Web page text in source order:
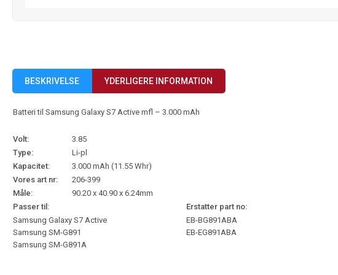
BESKRIVELSE YDERLIGERE INFORMATION
Batteri til Samsung Galaxy S7 Active mfl – 3.000 mAh
Volt:
3.85
Type:
Li-pl
Kapacitet:
3.000 mAh (11.55 Whr)
Vores art nr:
206-399
Måle:
90.20 x 40.90 x 6.24mm
Passer til:
Erstatter part no:
Samsung Galaxy S7 Active
Samsung SM-G891
Samsung SM-G891A
EB-BG891ABA
EB-EG891ABA